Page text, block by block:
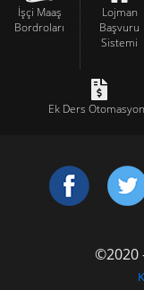
İşçi Maaş
Bordroları
Lojman
Başvuru
Sistemi
Ek Ders
©2020